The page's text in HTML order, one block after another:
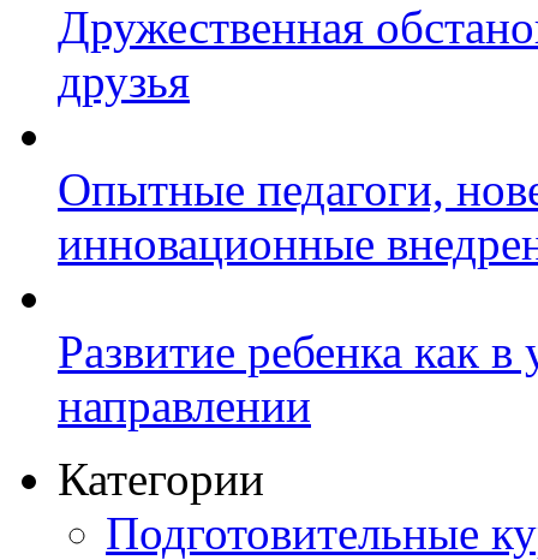
Дружественная
друзья
Опытные педагоги,
инновационные
Развитие ребенка как
направлении
Категории
Подготовительные